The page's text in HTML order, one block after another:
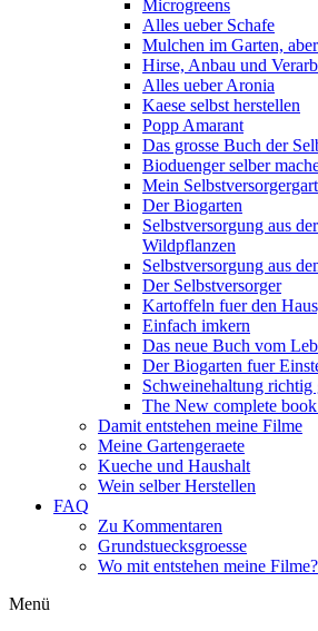
Microgreens
Alles ueber Schafe
Mulchen im Garten,
Hirse, Anbau und
Alles ueber Aronia
Kaese selbst herstellen
Popp Amarant
Das grosse Buch der
Bioduenger selber
Mein
Der Biogarten
Selbstversorgung aus
Wildpflanzen
Selbstversorgung aus
Der Selbstversorger
Kartoffeln fuer den
Einfach imkern
Das neue Buch vom
Der Biogarten fuer
Schweinehaltung richtig
The New complete
Damit entstehen meine Filme
Meine Gartengeraete
Kueche und Haushalt
Wein selber Herstellen
FAQ
Zu Kommentaren
Grundstuecksgroesse
Wo mit entstehen meine Filme?
Menü